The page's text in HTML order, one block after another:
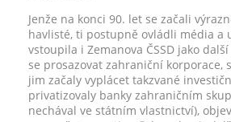
Jenže na konci 90. let se začali
havlisté, ti postupně ovládli média a
vstoupila i Zemanova ČSSD jako
se prosazovat zahraniční korporace,
jim začaly vyplácet takzvané
privatizovaly banky zahraničním
nechával ve státním vlastnictví),